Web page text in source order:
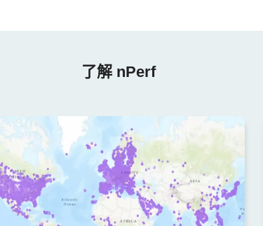
了解 nPerf